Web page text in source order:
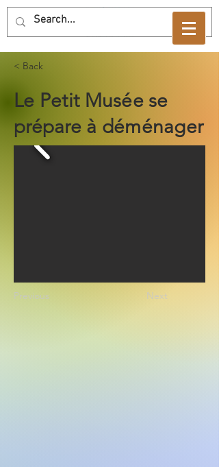
< Back
Le Petit Musée se
prépare à déménager
Previous Next